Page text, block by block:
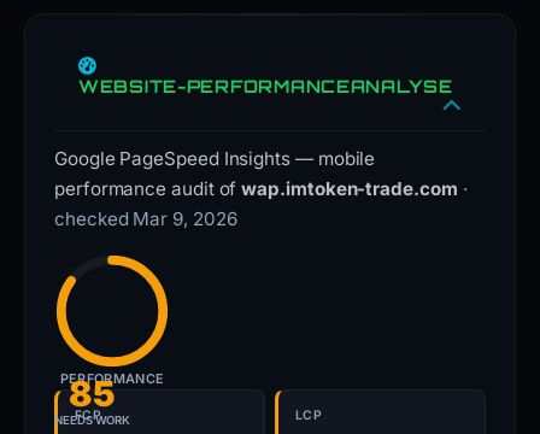
WEBSITE-PERFORMANCEANALYSE
Google PageSpeed Insights — mobile
performance audit ofwap.imtoken-trade.com ·
checked Mar 9, 2026
85
NEEDS WORK
PERFORMANCE
FCP LCP